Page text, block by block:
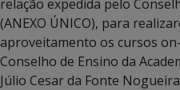
relação expedida pelo
(ANEXO ÚNICO), para
aproveitamento os cursos
Conselho de Ensino da
Júlio Cesar da Fonte